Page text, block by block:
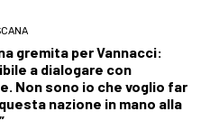
gremita per Vannacci:
a dialogare con
Non sono io che voglio far
nazione in mano alla